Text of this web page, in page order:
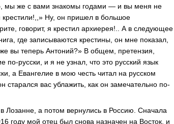
мы же с вами знакомы годами — и вы меня не
Ну, он пришел в большое
говорит, я крестил архиерея!.. А в следующее
где записываются крестины, он мне показал,
вы теперь Антоний?» В общем, претензия,
русски, и я не узнал, что это русский язык
а Евангелие в мою честь читал на русском
вас ублажить, как он замечательно по-
а потом вернулись в Россию. Сначала
году мой отец был снова назначен на Восток, и